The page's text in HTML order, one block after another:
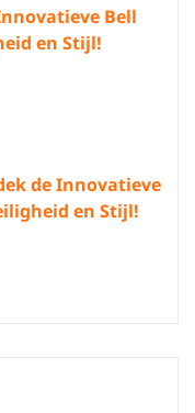
Bell
en Stijl!
de Innovatieve
en Stijl!